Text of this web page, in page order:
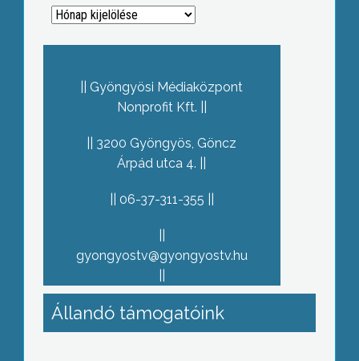
Archívum
Gyöngyösi Médiaközpont
Nonprofit Kft.
3200 Gyöngyös, Göncz
Árpád utca 4.
06-37-311-355
gyongyostv@gyongyostv.hu
Állandó támogatóink